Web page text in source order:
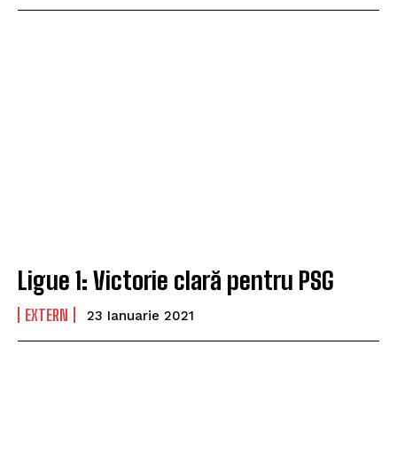
Ligue 1: Victorie clară pentru PSG
EXTERN 23 Ianuarie 2021